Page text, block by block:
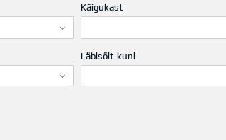
Käigukast
Läbisõit kuni